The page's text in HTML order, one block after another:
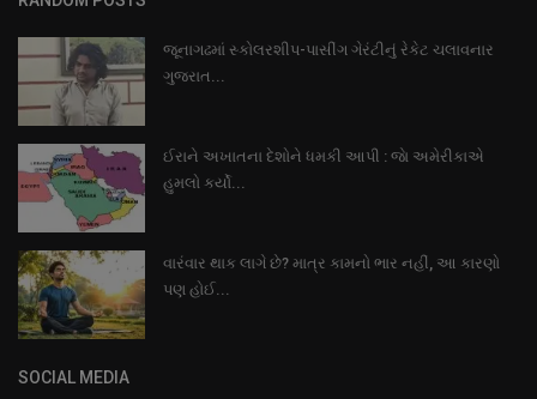
જૂનાગઢમાં સ્કોલરશીપ-પાસીંગ ગેરંટીનું રેકેટ ચલાવનાર
ગુજરાત...
ઈરાને અખાતના દેશોને ધમકી આપી : જાે અમેરીકાએ
હુમલો કર્યો...
વારંવાર થાક લાગે છે? માત્ર કામનો ભાર નહીં, આ કારણો
પણ હોઈ...
SOCIAL MEDIA